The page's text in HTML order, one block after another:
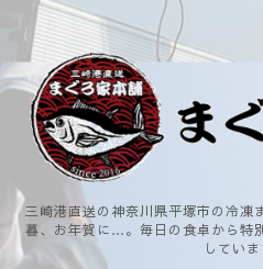
三崎港直送の神奈川県平塚市の冷凍
暮、お年賀に…。毎日の食卓から特
してい